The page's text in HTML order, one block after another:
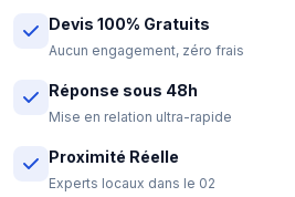
Devis 100% Gratuits
Aucun engagement, zéro frais
Réponse sous 48h
Mise en relation ultra-rapide
Proximité Réelle
Experts locaux dans le 02